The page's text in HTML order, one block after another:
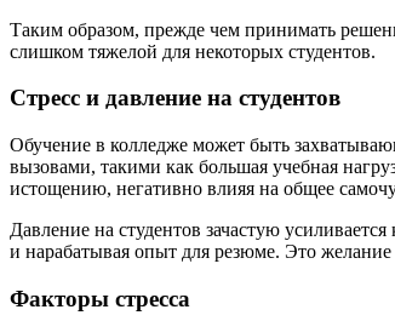
Таким образом, прежде чем принимать
слишком тяжелой для некоторых студентов.
Стресс и давление на студентов
Обучение в колледже может быть
вызовами, такими как большая учебная
истощению, негативно влияя на общее
Давление на студентов зачастую
и нарабатывая опыт для резюме. Это желание
Факторы стресса